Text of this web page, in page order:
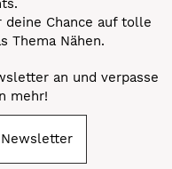
Chance auf tolle
Thema Nähen.
an und verpasse
mehr!